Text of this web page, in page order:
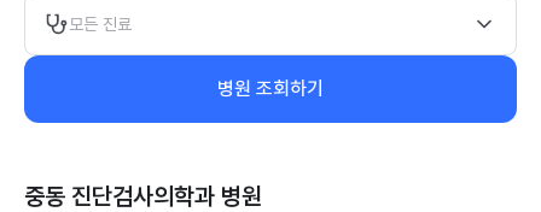
모든 진료
병원 조회하기
중동 진단검사의학과 병원